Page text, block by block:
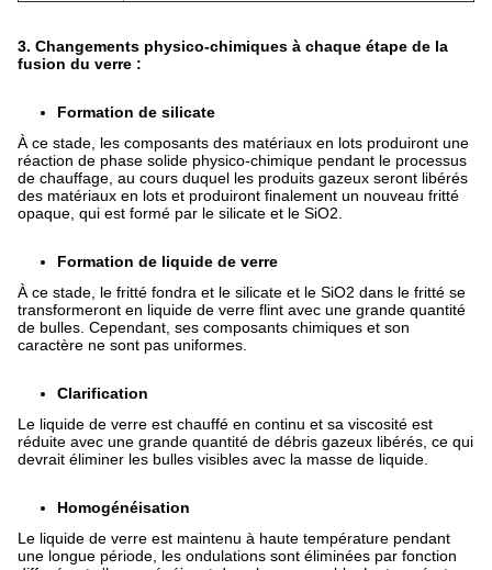
3. Changements physico-chimiques à chaque étape de la
fusion du verre :
Formation de silicate
À ce stade, les composants des matériaux en lots produiront une
réaction de phase solide physico-chimique pendant le processus
de chauffage, au cours duquel les produits gazeux seront libérés
des matériaux en lots et produiront finalement un nouveau fritté
opaque, qui est formé par le silicate et le SiO2.
Formation de liquide de verre
À ce stade, le fritté fondra et le silicate et le SiO2 dans le fritté se
transformeront en liquide de verre flint avec une grande quantité
de bulles. Cependant, ses composants chimiques et son
caractère ne sont pas uniformes.
Clarification
Le liquide de verre est chauffé en continu et sa viscosité est
réduite avec une grande quantité de débris gazeux libérés, ce qui
devrait éliminer les bulles visibles avec la masse de liquide.
Homogénéisation
Le liquide de verre est maintenu à haute température pendant
une longue période, les ondulations sont éliminées par fonction